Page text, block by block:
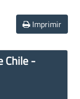
Imprimir
Chile -